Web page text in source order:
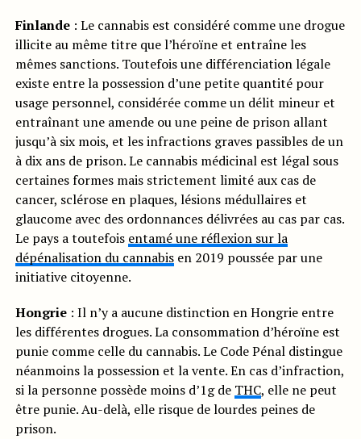
Finlande : Le cannabis est considéré comme une drogue
illicite au même titre que l’héroïne et entraîne les
mêmes sanctions. Toutefois une différenciation légale
existe entre la possession d’une petite quantité pour
usage personnel, considérée comme un délit mineur et
entraînant une amende ou une peine de prison allant
jusqu’à six mois, et les infractions graves passibles de un
à dix ans de prison. Le cannabis médicinal est légal sous
certaines formes mais strictement limité aux cas de
cancer, sclérose en plaques, lésions médullaires et
glaucome avec des ordonnances délivrées au cas par cas.
Le pays a toutefois entamé une réflexion sur la
dépénalisation du cannabisen 2019 poussée par une
initiative citoyenne.
Hongrie: Il n’y a aucune distinction en Hongrie entre
les différentes drogues. La consommation d’héroïne est
punie comme celle du cannabis. Le Code Pénal distingue
néanmoins la possession et la vente. En cas d’infraction,
si la personne possède moins d’1g de THC, elle ne peut
être punie. Au-delà, elle risque de lourdes peines de
prison.